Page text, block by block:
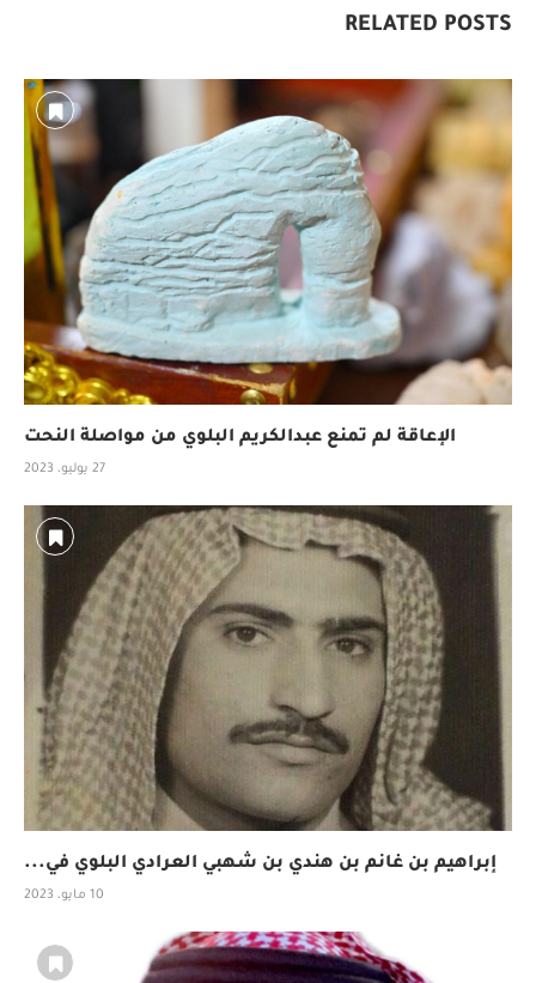
RELATED POSTS
الإعاقة لم تمنع عبدالكريم البلوي من مواصلة النحت
27 يوليو، 2023
إبراهيم بن غانم بن هندي بن شهبي العرادي البلوي في...
10 مايو، 2023